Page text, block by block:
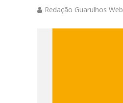
Redação Guarulhos Web